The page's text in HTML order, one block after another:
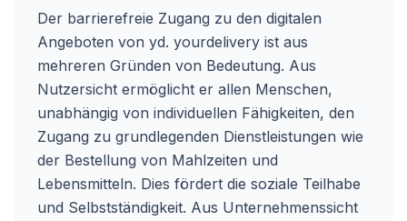
Der barrierefreie Zugang zu den digitalen
Angeboten von yd. yourdelivery ist aus
mehreren Gründen von Bedeutung. Aus
Nutzersicht ermöglicht er allen Menschen,
unabhängig von individuellen Fähigkeiten, den
Zugang zu grundlegenden Dienstleistungen wie
der Bestellung von Mahlzeiten und
Lebensmitteln. Dies fördert die soziale Teilhabe
und Selbstständigkeit. Aus Unternehmenssicht